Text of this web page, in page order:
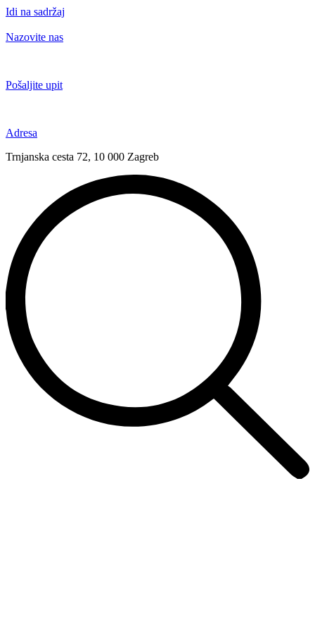
Idi na sadržaj
Nazovite nas
Pošaljite upit
Adresa
Trnjanska cesta 72, 10 000 Zagreb